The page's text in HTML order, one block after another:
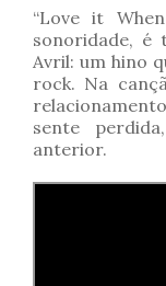
“Love it
sonoridade, é
Avril: um hino
rock. Na
sente
anterior.